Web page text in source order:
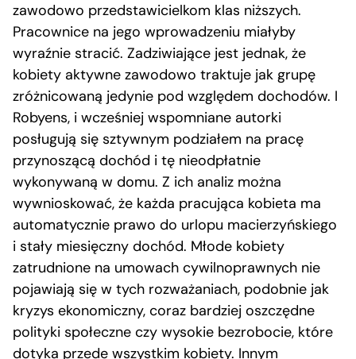
zawodowo przedstawicielkom klas niższych.
Pracownice na jego wprowadzeniu miałyby
wyraźnie stracić. Zadziwiające jest jednak, że
kobiety aktywne zawodowo traktuje jak grupę
zróżnicowaną jedynie pod względem dochodów. I
Robyens, i wcześniej wspomniane autorki
posługują się sztywnym podziałem na pracę
przynoszącą dochód i tę nieodpłatnie
wykonywaną w domu. Z ich analiz można
wywnioskować, że każda pracująca kobieta ma
automatycznie prawo do urlopu macierzyńskiego
i stały miesięczny dochód. Młode kobiety
zatrudnione na umowach cywilnoprawnych nie
pojawiają się w tych rozważaniach, podobnie jak
kryzys ekonomiczny, coraz bardziej oszczędne
polityki społeczne czy wysokie bezrobocie, które
dotyka przede wszystkim kobiety. Innym